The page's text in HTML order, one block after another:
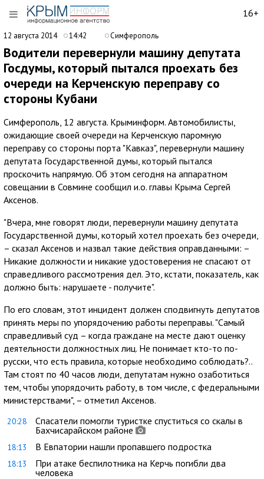
16+
12 августа 2014 14:42 Симферополь
Водители перевернули машину депутата
Госдумы, который пытался проехать без
очереди на Керченскую переправу со
стороны Кубани
Симферополь, 12 августа. Крыминформ. Автомобилисты,
ожидающие своей очереди на Керченскую паромную
переправу со стороны порта "Кавказ", перевернули машину
депутата Государственной думы, который пытался
проскочить напрямую. Об этом сегодня на аппаратном
совещании в Совмине сообщил и.о. главы Крыма Сергей
Аксенов.
"Вчера, мне говорят люди, перевернули машину депутата
Государственной думы, который хотел проехать без очереди,
– сказал Аксенов и назвал такие действия оправданными: –
Никакие должности и никакие удостоверения не спасают от
справедливого рассмотрения дел. Это, кстати, показатель, как
должно быть: нарушаете - получите".
По его словам, этот инцидент должен сподвигнуть депутатов
принять меры по упорядочению работы переправы. "Самый
справедливый суд – когда граждане на месте дают оценку
деятельности должностных лиц. Не понимает кто-то по-
русски, что есть правила, которые необходимо соблюдать?..
Там стоят по 40 часов люди, депутатам нужно озаботиться
тем, чтобы упорядочить работу, в том числе, с федеральными
министерствами", – отметил Аксенов.
20:28
Спасатели помогли туристке спуститься со скалы в
Бахчисарайском районе
18:13 В Евпатории нашли пропавшего подростка
18:13
При атаке беспилотника на Керчь погибли два
человека